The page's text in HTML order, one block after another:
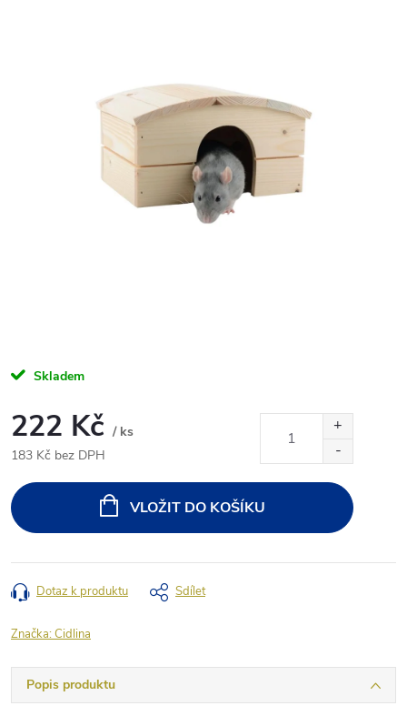
Skladem
222 Kč / ks
183 Kč bez DPH
cena:
VLOŽIT DO KOŠÍKU
Dotaz k produktu Sdílet
Značka:Cidlina
Popis produktu